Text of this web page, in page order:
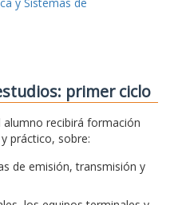
primer ciclo
alumno recibirá formación
práctico, sobre:
de emisión, transmisión y